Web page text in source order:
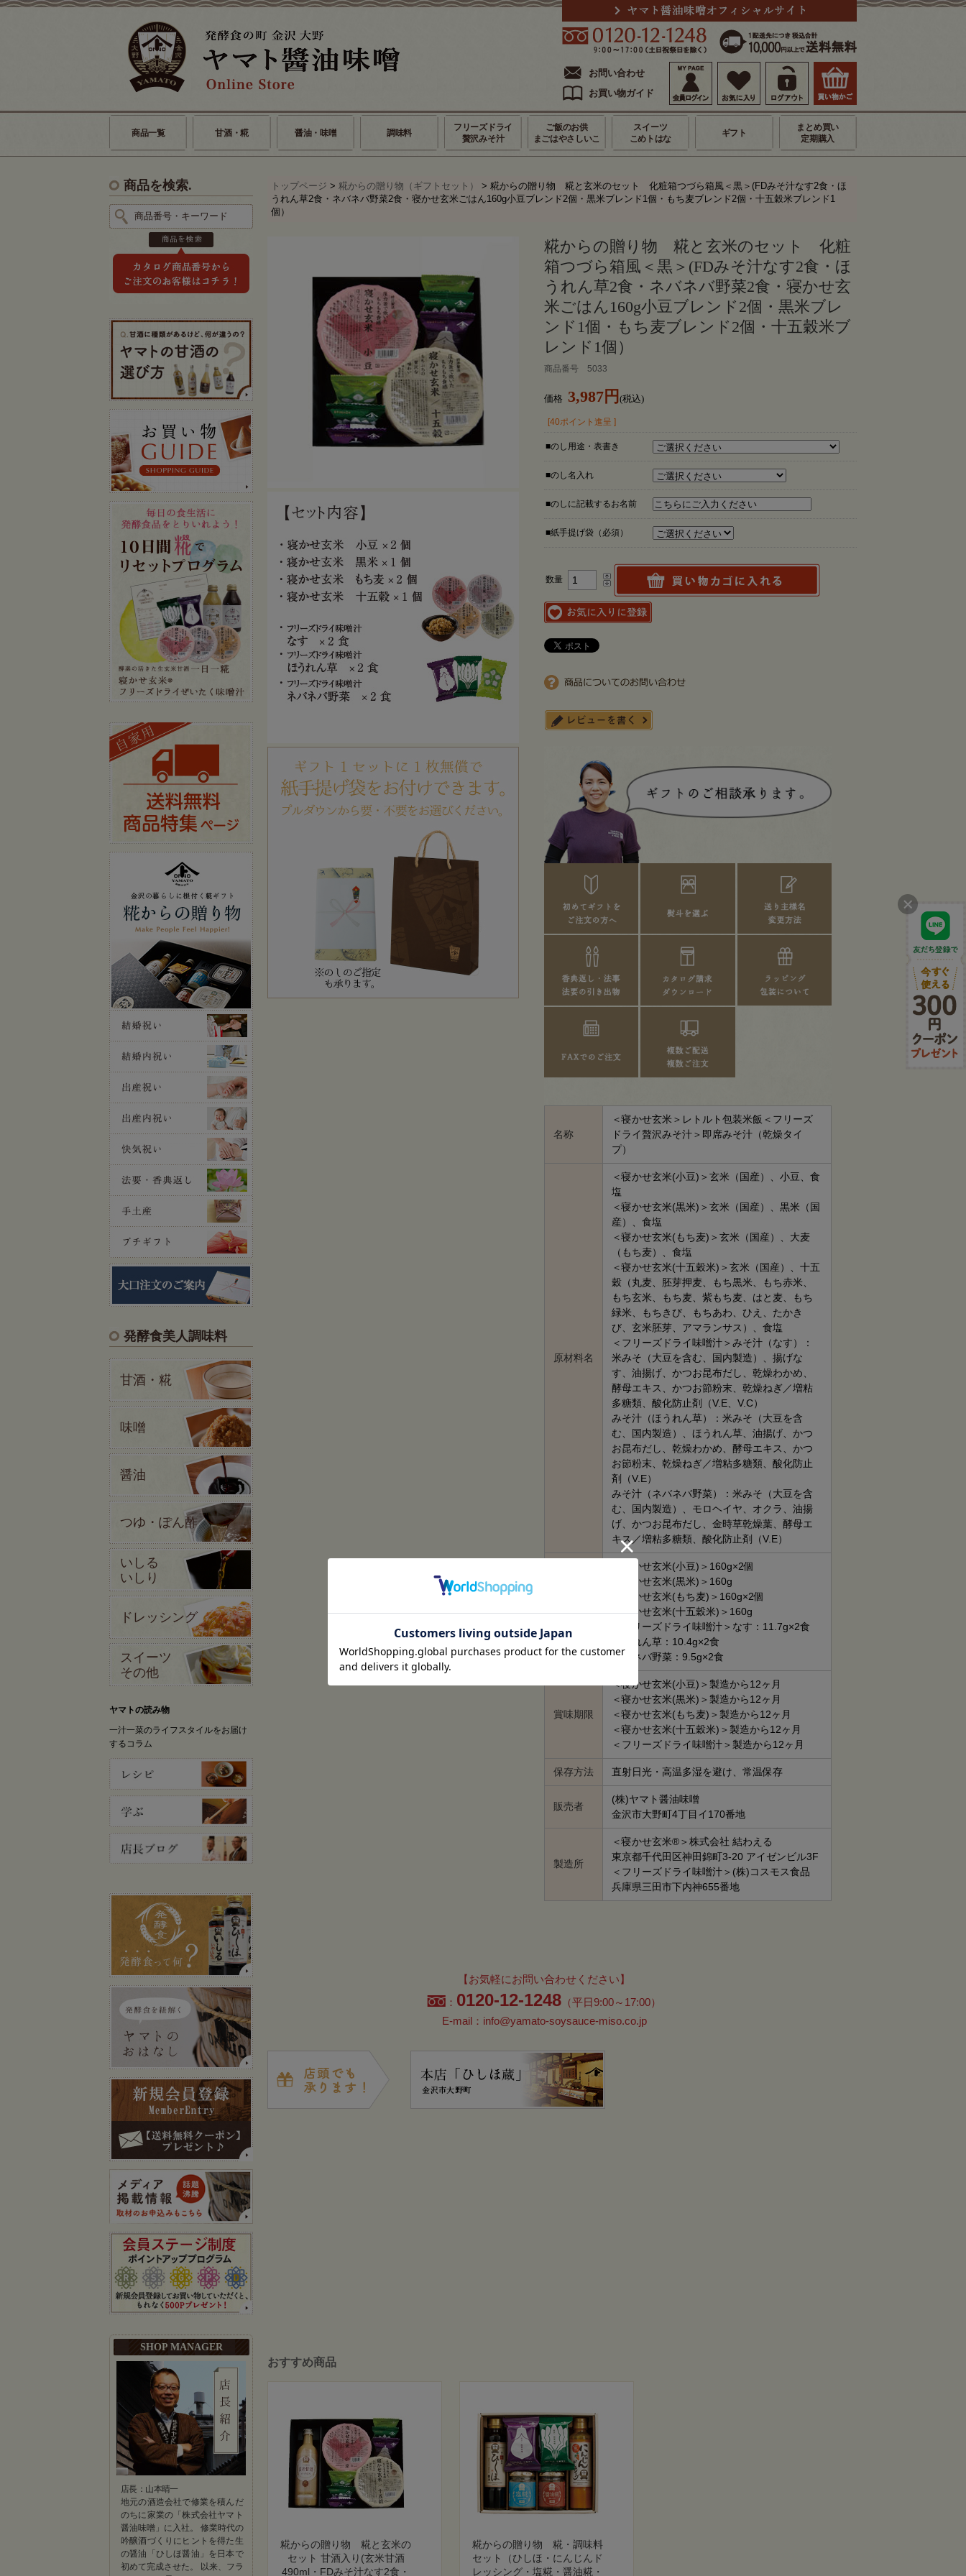
お問い合わせ
お買い物ガイド
商品一覧 甘酒・糀 醤油・味噌 調味料
フリーズドライ
贅沢みそ汁
ご飯のお供
まごはやさしいこ
スイーツ
こめトはな
ギフト
まとめ買い
定期購入
商品を検索.
発酵食美人調味料
甘酒・糀
味噌
醤油
つゆ・ぽん酢
いしる
いしり
ドレッシング
スイーツ
その他
ヤマトの読み物
一汁一菜のライフスタイルをお届け
するコラム
SHOP MANAGER
店長：山本晴一
地元の酒造会社で修業を積んだ
のちに家業の「株式会社ヤマト
醤油味噌」に入社。 修業時代の
吟醸酒づくりにヒントを得た生
の醤油「ひしほ醤油」を日本で
初めて完成させた。 以来、フラ
トップページ > 糀からの贈り物（ギフトセット）
> 糀からの贈り物 糀と玄米のセット 化粧箱つづら箱風＜黒＞(FDみそ汁なす2食・ほ
うれん草2食・ネバネバ野菜2食・寝かせ玄米ごはん160g小豆ブレンド2個・黒米ブレンド1個・もち麦ブレンド2個・十五穀米ブレンド1
個）
糀からの贈り物 糀と玄米のセット 化粧
箱つづら箱風＜黒＞(FDみそ汁なす2食・ほ
うれん草2食・ネバネバ野菜2食・寝かせ玄
米ごはん160g小豆ブレンド2個・黒米ブレ
ンド1個・もち麦ブレンド2個・十五穀米ブ
レンド1個）
商品番号 5033
価格 3,987円 (税込)
[40ポイント進呈 ]
■のし用途・表書き
■のし名入れ
■のしに記載するお名前
■紙手提げ袋（必須）
数量
名称
＜寝かせ玄米＞レトルト包装米飯＜フリーズ
ドライ贅沢みそ汁＞即席みそ汁（乾燥タイ
プ）
原材料名
＜寝かせ玄米(小豆)＞玄米（国産）、小豆、食
塩
＜寝かせ玄米(黒米)＞玄米（国産）、黒米（国
産）、食塩
＜寝かせ玄米(もち麦)＞玄米（国産）、大麦
（もち麦）、食塩
＜寝かせ玄米(十五穀米)＞玄米（国産）、十五
穀（丸麦、胚芽押麦、もち黒米、もち赤米、
もち玄米、もち麦、紫もち麦、はと麦、もち
緑米、もちきび、もちあわ、ひえ、たかき
び、玄米胚芽、アマランサス）、食塩
＜フリーズドライ味噌汁＞みそ汁（なす）：
米みそ（大豆を含む、国内製造）、揚げな
す、油揚げ、かつお昆布だし、乾燥わかめ、
酵母エキス、かつお節粉末、乾燥ねぎ／増粘
多糖類、酸化防止剤（V.E、V.C）
みそ汁（ほうれん草）：米みそ（大豆を含
む、国内製造）、ほうれん草、油揚げ、かつ
お昆布だし、乾燥わかめ、酵母エキス、かつ
お節粉末、乾燥ねぎ／増粘多糖類、酸化防止
剤（V.E）
みそ汁（ネバネバ野菜）：米みそ（大豆を含
む、国内製造）、モロヘイヤ、オクラ、油揚
げ、かつお昆布だし、金時草乾燥葉、酵母エ
キス／増粘多糖類、酸化防止剤（V.E）
内容量
＜寝かせ玄米(小豆)＞160g×2個
＜寝かせ玄米(黒米)＞160g
＜寝かせ玄米(もち麦)＞160g×2個
＜寝かせ玄米(十五穀米)＞160g
＜フリーズドライ味噌汁＞なす：11.7g×2食
ほうれん草：10.4g×2食
ネバネバ野菜：9.5g×2食
賞味期限
＜寝かせ玄米(小豆)＞製造から12ヶ月
＜寝かせ玄米(黒米)＞製造から12ヶ月
＜寝かせ玄米(もち麦)＞製造から12ヶ月
＜寝かせ玄米(十五穀米)＞製造から12ヶ月
＜フリーズドライ味噌汁＞製造から12ヶ月
保存方法 直射日光・高温多湿を避け、常温保存
販売者
(株)ヤマト醤油味噌
金沢市大野町4丁目イ170番地
製造所
＜寝かせ玄米®＞株式会社 結わえる
東京都千代田区神田錦町3-20 アイゼンビル3F
＜フリーズドライ味噌汁＞(株)コスモス食品
兵庫県三田市下内神655番地
おすすめ商品
糀からの贈り物 糀と玄米の
セット 甘酒入り(玄米甘酒
490ml・FDみそ汁なす2食・
糀からの贈り物 糀・調味料
セット（ひしほ・にんじんド
レッシング・塩糀・醤油糀・